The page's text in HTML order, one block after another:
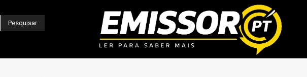
Pesquisar